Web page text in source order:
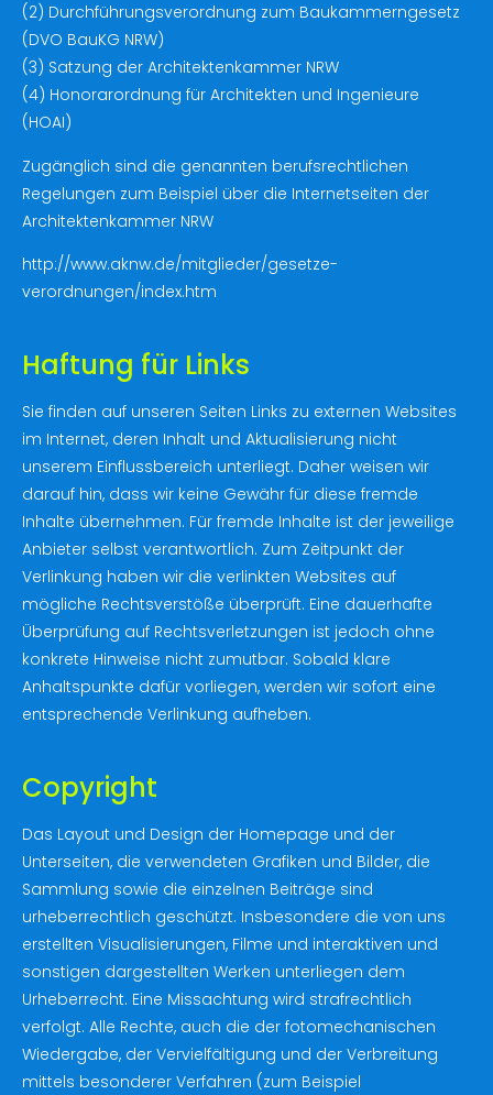
(2) Durchführungsverordnung zum Baukammerngesetz
(DVO BauKG NRW)
(3) Satzung der Architektenkammer NRW
(4) Honorarordnung für Architekten und Ingenieure
(HOAI)
Zugänglich sind die genannten berufsrechtlichen
Regelungen zum Beispiel über die Internetseiten der
Architektenkammer NRW
http://www.aknw.de/mitglieder/gesetze-
verordnungen/index.htm
Haftung für Links
Sie finden auf unseren Seiten Links zu externen Websites
im Internet, deren Inhalt und Aktualisierung nicht
unserem Einflussbereich unterliegt. Daher weisen wir
darauf hin, dass wir keine Gewähr für diese fremde
Inhalte übernehmen. Für fremde Inhalte ist der jeweilige
Anbieter selbst verantwortlich. Zum Zeitpunkt der
Verlinkung haben wir die verlinkten Websites auf
mögliche Rechtsverstöße überprüft. Eine dauerhafte
Überprüfung auf Rechtsverletzungen ist jedoch ohne
konkrete Hinweise nicht zumutbar. Sobald klare
Anhaltspunkte dafür vorliegen, werden wir sofort eine
entsprechende Verlinkung aufheben.
Copyright
Das Layout und Design der Homepage und der
Unterseiten, die verwendeten Grafiken und Bilder, die
Sammlung sowie die einzelnen Beiträge sind
urheberrechtlich geschützt. Insbesondere die von uns
erstellten Visualisierungen, Filme und interaktiven und
sonstigen dargestellten Werken unterliegen dem
Urheberrecht. Eine Missachtung wird strafrechtlich
verfolgt. Alle Rechte, auch die der fotomechanischen
Wiedergabe, der Vervielfältigung und der Verbreitung
mittels besonderer Verfahren (zum Beispiel